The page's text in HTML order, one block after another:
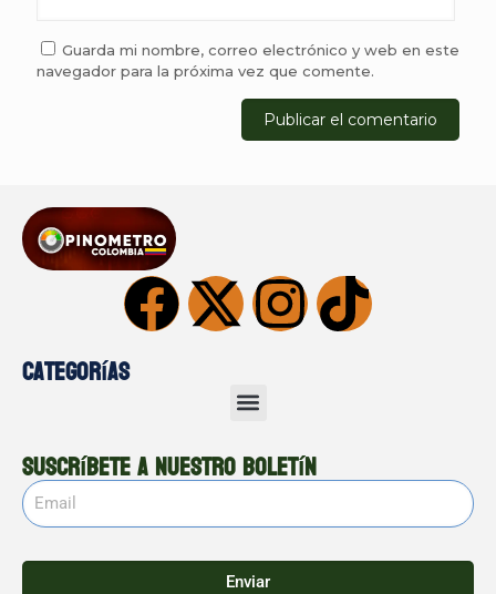
Guarda mi nombre, correo electrónico y web en este
navegador para la próxima vez que comente.
Categorías
Suscríbete a nuestro boletín
Enviar